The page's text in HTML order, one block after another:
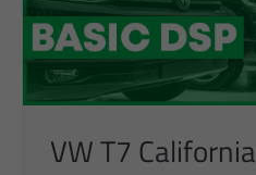
VW T7 California